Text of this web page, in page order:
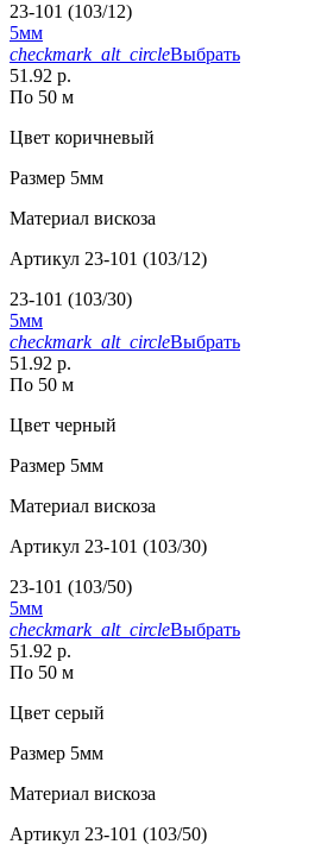
23-101 (103/12)
5мм
checkmark_alt_circleВыбрать
51.92 р.
По 50 м
Цвет коричневый
Размер 5мм
Материал вискоза
Артикул 23-101 (103/12)
23-101 (103/30)
5мм
checkmark_alt_circleВыбрать
51.92 р.
По 50 м
Цвет черный
Размер 5мм
Материал вискоза
Артикул 23-101 (103/30)
23-101 (103/50)
5мм
checkmark_alt_circleВыбрать
51.92 р.
По 50 м
Цвет серый
Размер 5мм
Материал вискоза
Артикул 23-101 (103/50)